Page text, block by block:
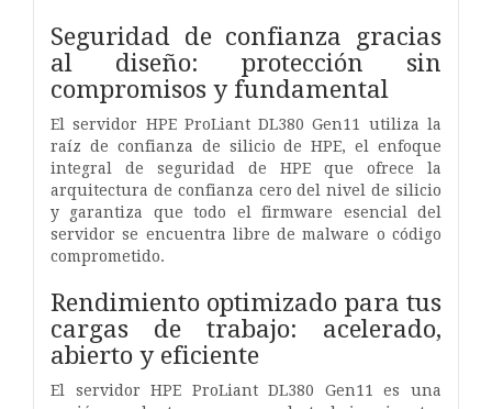
Seguridad de confianza gracias
al diseño: protección sin
compromisos y fundamental
El servidor HPE ProLiant DL380 Gen11 utiliza la
raíz de confianza de silicio de HPE, el enfoque
integral de seguridad de HPE que ofrece la
arquitectura de confianza cero del nivel de silicio
y garantiza que todo el firmware esencial del
servidor se encuentra libre de malware o código
comprometido.
Rendimiento optimizado para tus
cargas de trabajo: acelerado,
abierto y eficiente
El servidor HPE ProLiant DL380 Gen11 es una